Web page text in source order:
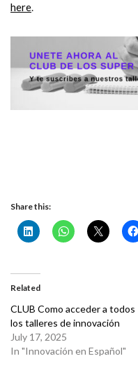
here.
Share this:
Related
CLUB Como acceder a todos
los talleres de innovación
July 17, 2025
In "Innovación en Español"